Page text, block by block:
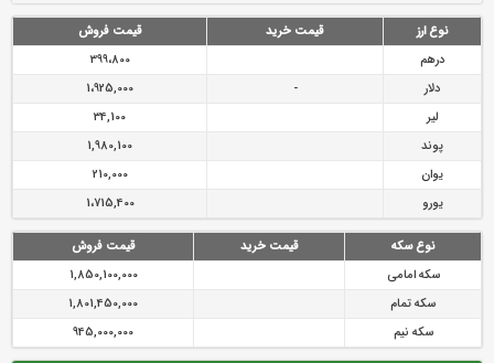
رازی
پیشگیری از سرقت های مجازی
نوع ارز قیمت خرید
قیمت فروش
درهم
399،800
دلار
-
1،925,000
لیر
34,100
پوند
1,980,100
یوان
210,000
یورو
1،715,400
نوع سکه قیمت خرید
قیمت فروش
سکه امامی
1,850,100,000
سکه تمام
1,801,450,000
سکه نیم
945,000,000